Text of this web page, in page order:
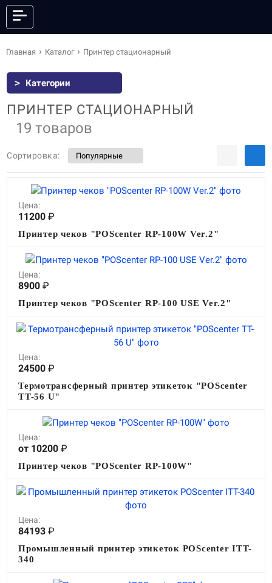
КАТАЛОГ
ОНЛАЙН КАССЫ
ФИСКАЛЬНЫЕ РЕГИСТРАТОРЫ
АНДРОИД СМАРТ-ТЕРМИНАЛЫ
POS-ПЕРИФЕРИЯ
ТОРГОВЫЕ ВЕСЫ
ЭЛЕКТРОННЫЕ ЦЕННИКИ
ГОТОВЫЕ КОМПЛЕКТЫ
АКСЕССУАРЫ
О КОМПАНИИ
производства кассового и весового оборудования.
КОНТАКТЫ СЕРВИСНЫЕ ЦЕНТРЫ
АДРЕСА МАГАЗИНОВ
СЕРТИФИКАТЫ ВАКАНСИИ
ПОЛЕЗНЫЕ РЕСУРСЫ
технической составляющей ассортимента «POScenter».
НОВОСТИ ЖУРНАЛ
+7 (495) 518-94-41 info@poscenter.ru
Главная Каталог Принтер стационарный
> Категории
ПРИНТЕР СТАЦИОНАРНЫЙ
19 товаров
Сортировка:
Цена:
11200 ₽
Принтер чеков "POScenter RP-100W Ver.2"
Цена:
8900 ₽
Принтер чеков "POScenter RP-100 USE Ver.2"
Цена:
24500 ₽
Термотрансферный принтер этикеток "POScenter
TT-56 U"
Цена:
от 10200 ₽
Принтер чеков "POScenter RP-100W"
Цена:
84193 ₽
Промышленный принтер этикеток POScenter ITT-
340